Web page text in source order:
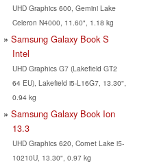
UHD Graphics 600, Gemini Lake
Celeron N4000, 11.60", 1.18 kg
Samsung Galaxy Book S
Intel
UHD Graphics G7 (Lakefield GT2
64 EU), Lakefield i5-L16G7, 13.30",
0.94 kg
Samsung Galaxy Book Ion
13.3
UHD Graphics 620, Comet Lake i5-
10210U, 13.30", 0.97 kg